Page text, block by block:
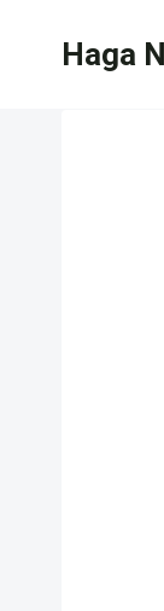
Haga